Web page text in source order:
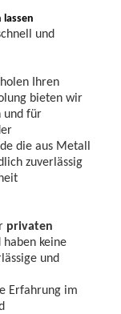
und
Ihren
bieten wir
und für
die aus Metall
zuverlässig
privaten
keine
und
Erfahrung im